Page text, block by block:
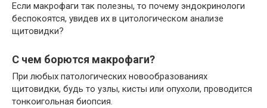
Если макрофаги так полезны, то почему эндокринологи
беспокоятся, увидев их в цитологическом анализе
щитовидки?
С чем борются макрофаги?
При любых патологических новообразованиях
щитовидки, будь то узлы, кисты или опухоли, проводится
тонкоигольная биопсия.